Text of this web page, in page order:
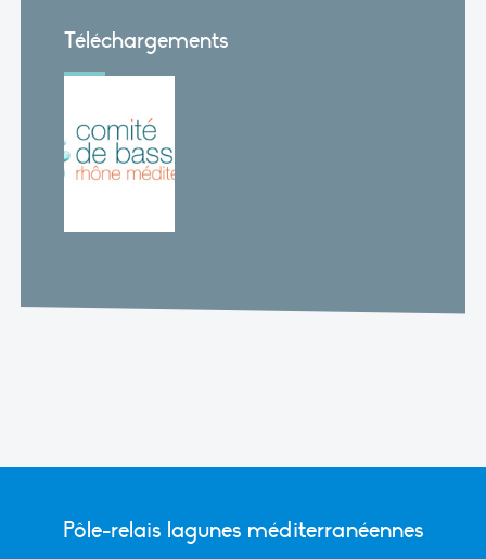
Téléchargements
Pôle-relais lagunes méditerranéennes